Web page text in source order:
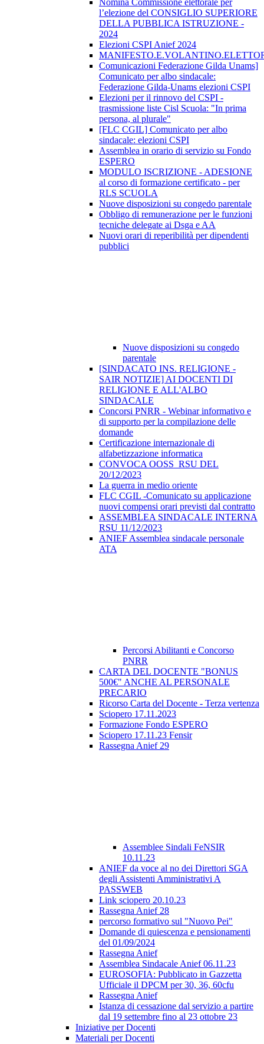
Nomina Commissione elettorale per
l’elezione del CONSIGLIO SUPERIORE
DELLA PUBBLICA ISTRUZIONE -
2024
Elezioni CSPI Anief 2024
Comunicazioni Federazione Gilda Unams]
Comunicato per albo sindacale:
Federazione Gilda-Unams elezioni CSPI
Elezioni per il rinnovo del CSPI -
trasmissione liste Cisl Scuola: "In prima
persona, al plurale"
[FLC CGIL] Comunicato per albo
sindacale: elezioni CSPI
Assemblea in orario di servizio su Fondo
ESPERO
MODULO ISCRIZIONE - ADESIONE
al corso di formazione certificato - per
RLS SCUOLA
Nuove disposizioni su congedo parentale
Obbligo di remunerazione per le funzioni
tecniche delegate ai Dsga e AA
Nuovi orari di reperibilità per dipendenti
pubblici
Nuove disposizioni su congedo
parentale
[SINDACATO INS. RELIGIONE -
SAIR NOTIZIE] AI DOCENTI DI
RELIGIONE E ALL'ALBO
SINDACALE
Concorsi PNRR - Webinar informativo e
di supporto per la compilazione delle
domande
Certificazione internazionale di
alfabetizzazione informatica
CONVOCA OOSS_RSU DEL
20/12/2023
La guerra in medio oriente
FLC CGIL -Comunicato su applicazione
nuovi compensi orari previsti dal contratto
ASSEMBLEA SINDACALE INTERNA
RSU 11/12/2023
ANIEF Assemblea sindacale personale
ATA
Percorsi Abilitanti e Concorso
PNRR
CARTA DEL DOCENTE "BONUS
500€" ANCHE AL PERSONALE
PRECARIO
Ricorso Carta del Docente - Terza vertenza
Sciopero 17.11.2023
Formazione Fondo ESPERO
Sciopero 17.11.23 Fensir
Rassegna Anief 29
Assemblee Sindali FeNSIR
10.11.23
ANIEF da voce al no dei Direttori SGA
degli Assistenti Amministrativi A
PASSWEB
Link sciopero 20.10.23
Rassegna Anief 28
percorso formativo sul "Nuovo Pei"
Domande di quiescenza e pensionamenti
del 01/09/2024
Rassegna Anief
Assemblea Sindacale Anief 06.11.23
EUROSOFIA: Pubblicato in Gazzetta
Ufficiale il DPCM per 30, 36, 60cfu
Rassegna Anief
Istanza di cessazione dal servizio a partire
dal 19 settembre fino al 23 ottobre 23
Iniziative per Docenti
Materiali per Docenti